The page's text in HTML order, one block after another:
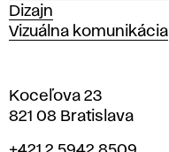
Dizajn
Vizuálna komunikácia
Koceľova 23
821 08 Bratislava